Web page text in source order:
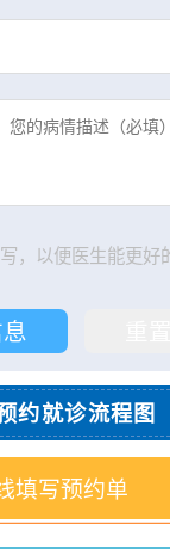
，以便医生能更好
约就诊流程图
填写预约单